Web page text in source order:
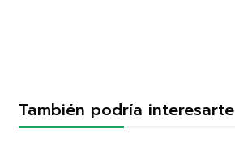
También podría interesarte